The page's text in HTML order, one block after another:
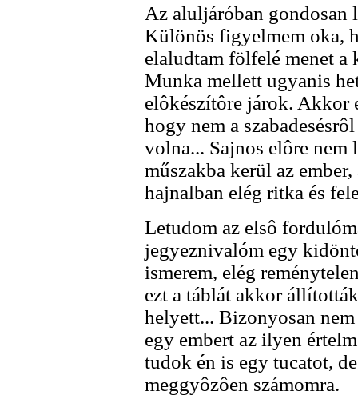
Az aluljáróban gondosan
Különös figyelmem oka,
elaludtam fölfelé menet a
Munka mellett ugyanis
elôkészítôre járok. Akkor
hogy nem a
volna... Sajnos elôre
műszakba kerül az
hajnalban elég ritka és
Letudom az elsô
jegyeznivalóm egy
ismerem, elég
ezt a táblát akkor
helyett... Bizonyosan
egy embert az ilyen
tudok én is egy tucatot,
meggyôzôen számomra.